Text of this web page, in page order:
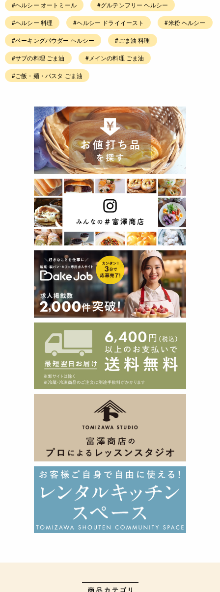
#ヘルシー オートミール #グルテンフリー ヘルシー
#ヘルシー 料理 #ヘルシー ドライイースト #米粉 ヘルシー
#ベーキングパウダー ヘルシー #ごま油 料理
#サブの料理 ごま油 #メインの料理 ごま油
#ご飯・麺・パスタ ごま油